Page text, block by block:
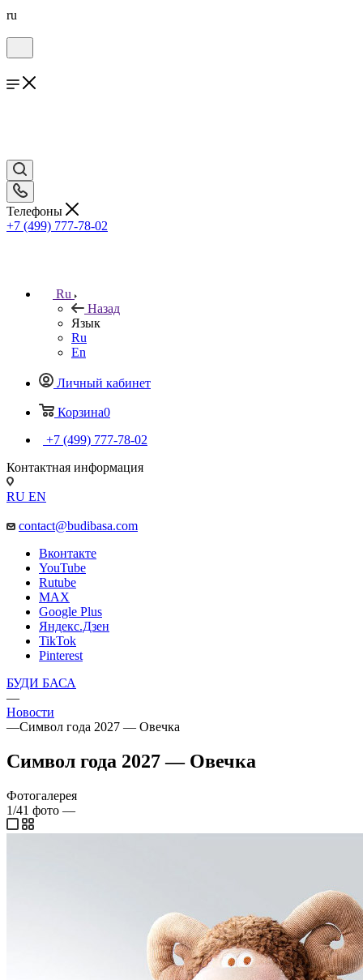
ru
Телефоны
+7 (499) 777-78-02
Ru
Назад
Язык
Ru
En
Личный кабинет
Корзина0
+7 (499) 777-78-02
Контактная информация
RU EN
contact@budibasa.com
Вконтакте
YouTube
Rutube
MAX
Google Plus
Яндекс.Дзен
TikTok
Pinterest
БУДИ БАСА
—
Новости
—Символ года 2027 — Овечка
Символ года 2027 — Овечка
Фотогалерея
1/41 фото —